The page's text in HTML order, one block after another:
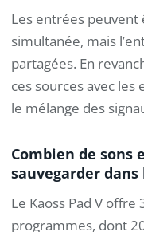
Les entrées
simultanée, mais
partagées. En
ces sources avec les
le mélange des
Combien de sons
sauvegarder dans
Le Kaoss Pad V
programmes, dont